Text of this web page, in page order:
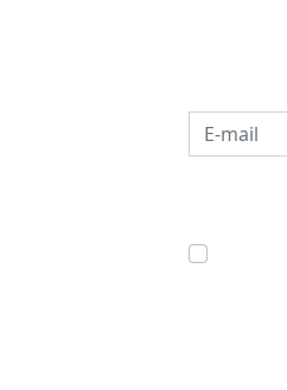
E-mail